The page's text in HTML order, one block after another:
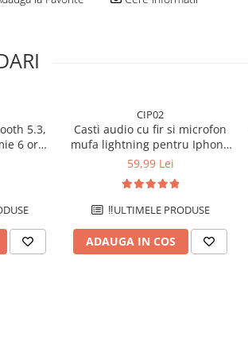
5.3,
6 ore -
CIP02
Casti audio cu fir si microfon
mufa lightning pentru Iphone
- Alb
59,99 Lei
‼️ULTIMELE PRODUSE
ADAUGA IN COS